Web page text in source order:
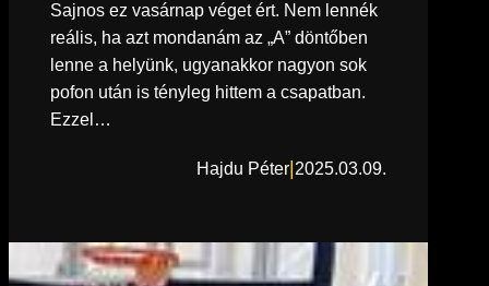
Sajnos ez vasárnap véget ért. Nem lennék
reális, ha azt mondanám az „A” döntőben
lenne a helyünk, ugyanakkor nagyon sok
pofon után is tényleg hittem a csapatban.
Ezzel…
Hajdu Péter 2025.03.09.